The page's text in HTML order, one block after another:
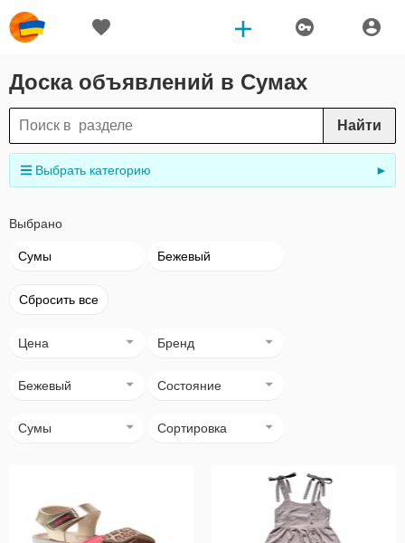
Доска объявлений в Сумах
Найти
Выбрать категорию ►
Выбрано
Сумы Бежевый
Сбросить все
Цена Бренд
Бежевый Состояние
Сумы Сортировка